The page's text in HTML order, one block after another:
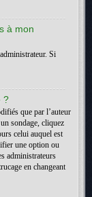
à mon
Si
?
que par l’auteur
sondage, cliquez
celui auquel est
une option ou
administrateurs
en changeant